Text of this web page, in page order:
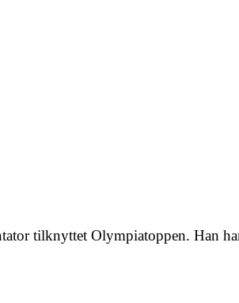
tilknyttet Olympiatoppen. Han